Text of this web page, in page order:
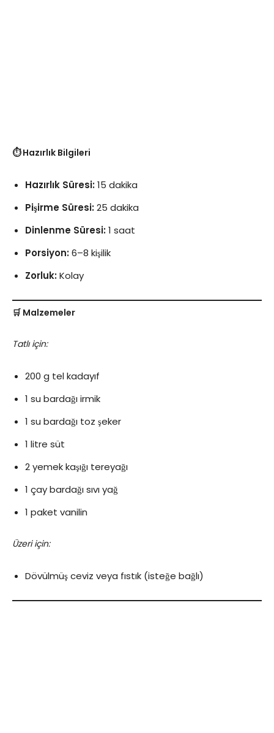
⏱️ Hazırlık Bilgileri
Hazırlık Süresi:15 dakika
Pişirme Süresi:25 dakika
Dinlenme Süresi:1 saat
Porsiyon:6–8 kişilik
Zorluk:Kolay
🛒 Malzemeler
Tatlı için:
200 g tel kadayıf
1 su bardağı irmik
1 su bardağı toz şeker
1 litre süt
2 yemek kaşığı tereyağı
1 çay bardağı sıvı yağ
1 paket vanilin
Üzeri için:
Dövülmüş ceviz veya fıstık (isteğe bağlı)